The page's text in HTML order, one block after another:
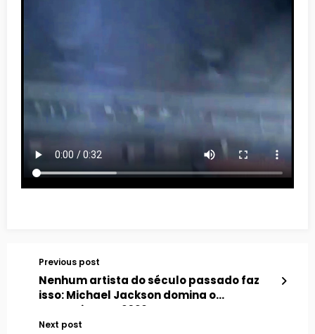
Previous post
Nenhum artista do século passado faz
isso: Michael Jackson domina o
streaming em 2026
Next post